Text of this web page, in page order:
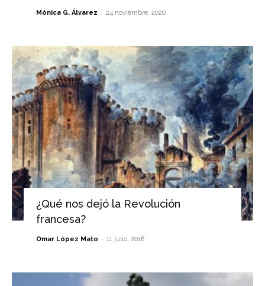
Mónica G. Álvarez - 24 noviembre, 2020
¿Qué nos dejó la Revolución
francesa?
Omar López Mato - 11 julio, 2018